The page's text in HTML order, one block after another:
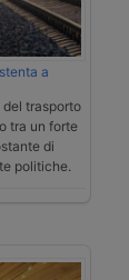
a
del trasporto
tra un forte
di
politiche.